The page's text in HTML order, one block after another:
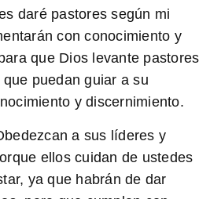
daré pastores según mi
con conocimiento y
que Dios levante pastores
puedan guiar a su
y discernimiento.
a sus líderes y
ellos cuidan de ustedes
ya que habrán de dar